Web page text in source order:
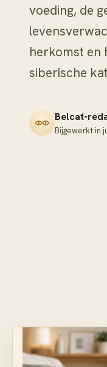
voeding, de
herkomst en
siberische
Belcat-
Bijgewerkt in